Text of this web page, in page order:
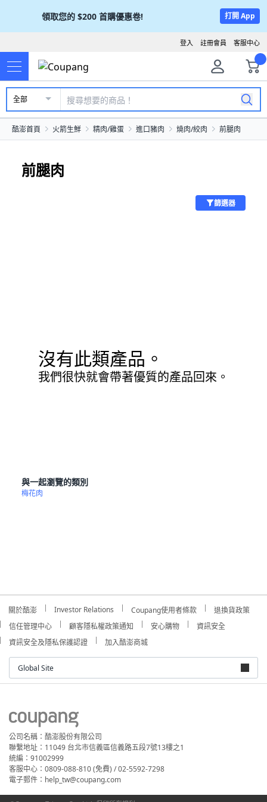
領取您的 $200 首購優惠卷! 打開 App
客服中心
註冊會員
登入
全部
酷澎首頁 火箭生鮮 精肉/雞蛋 進口豬肉 燒肉/絞肉 前腿肉
前腿肉
篩選器
沒有此類產品。
我們很快就會帶著優質的產品回來。
與一起瀏覽的類別
梅花肉
關於酷澎 Investor Relations Coupang使用者條款
退換貨政策
信任管理中心
顧客隱私權政策通知 安心購物
資訊安全
資訊安全及隱私保護認證
加入酷澎商城
Global Site
公司名稱：酷澎股份有限公司
聯繫地址：11049 台北市信義區信義路五段7號13樓之1
統編：91002999
客服中心：0809-088-810 (免費) / 02-5592-7298
電子郵件：help_tw@coupang.com